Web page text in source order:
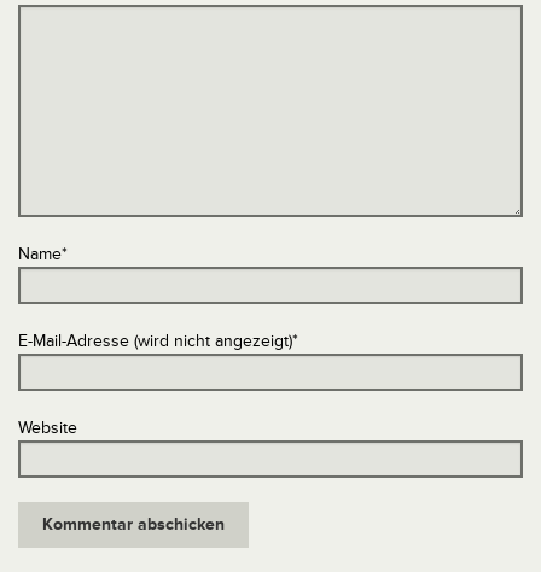
Name*
E-Mail-Adresse (wird nicht angezeigt)*
Website